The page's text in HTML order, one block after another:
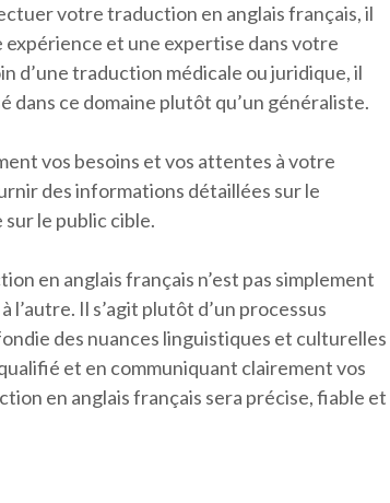
votre traduction en anglais français, il
et une expertise dans votre
d’une traduction médicale ou juridique, il
ce domaine plutôt qu’un généraliste.
vos besoins et vos attentes à votre
des informations détaillées sur le
le public cible.
en anglais français n’est pas simplement
Il s’agit plutôt d’un processus
des nuances linguistiques et culturelles
et en communiquant clairement vos
en anglais français sera précise, fiable et